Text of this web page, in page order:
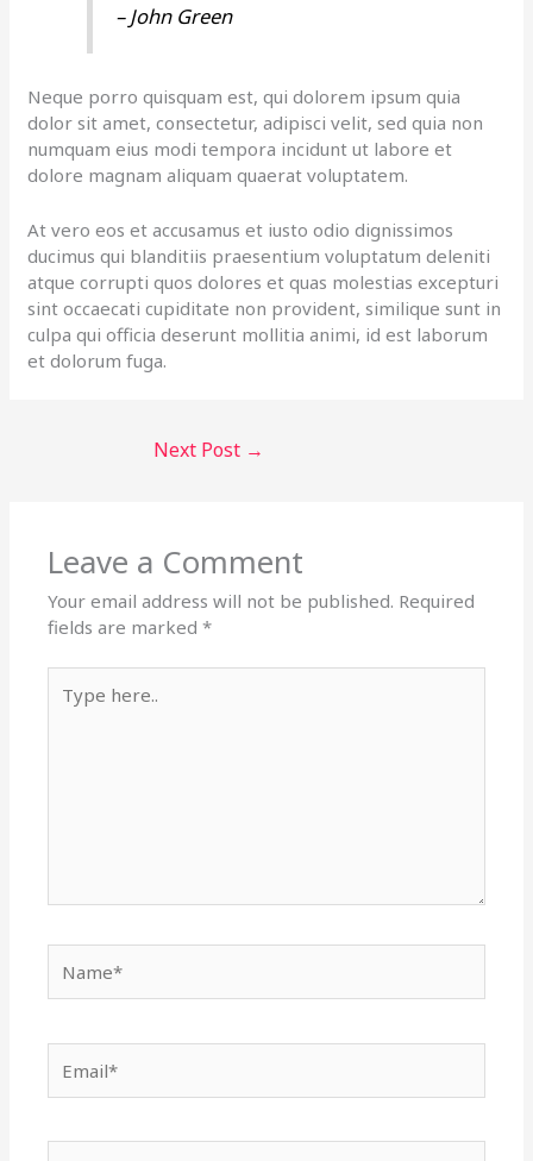
– John Green
Neque porro quisquam est, qui dolorem ipsum quia
dolor sit amet, consectetur, adipisci velit, sed quia non
numquam eius modi tempora incidunt ut labore et
dolore magnam aliquam quaerat voluptatem.
At vero eos et accusamus et iusto odio dignissimos
ducimus qui blanditiis praesentium voluptatum deleniti
atque corrupti quos dolores et quas molestias excepturi
sint occaecati cupiditate non provident, similique sunt in
culpa qui officia deserunt mollitia animi, id est laborum
et dolorum fuga.
Next Post →
Leave a Comment
Your email address will not be published. Required
fields are marked*
here..